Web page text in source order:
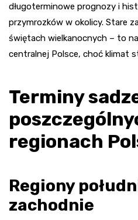
długoterminowe prognozy i
przymrozków w okolicy. Stare
świętach wielkanocnych – to
centralnej Polsce, choć klimat
Terminy
regionach
Regiony
zachodnie